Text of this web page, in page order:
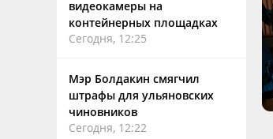
видеокамеры на
контейнерных площадках
Сегодня, 12:25
Мэр Болдакин смягчил
штрафы для ульяновских
чиновников
Сегодня, 12:22